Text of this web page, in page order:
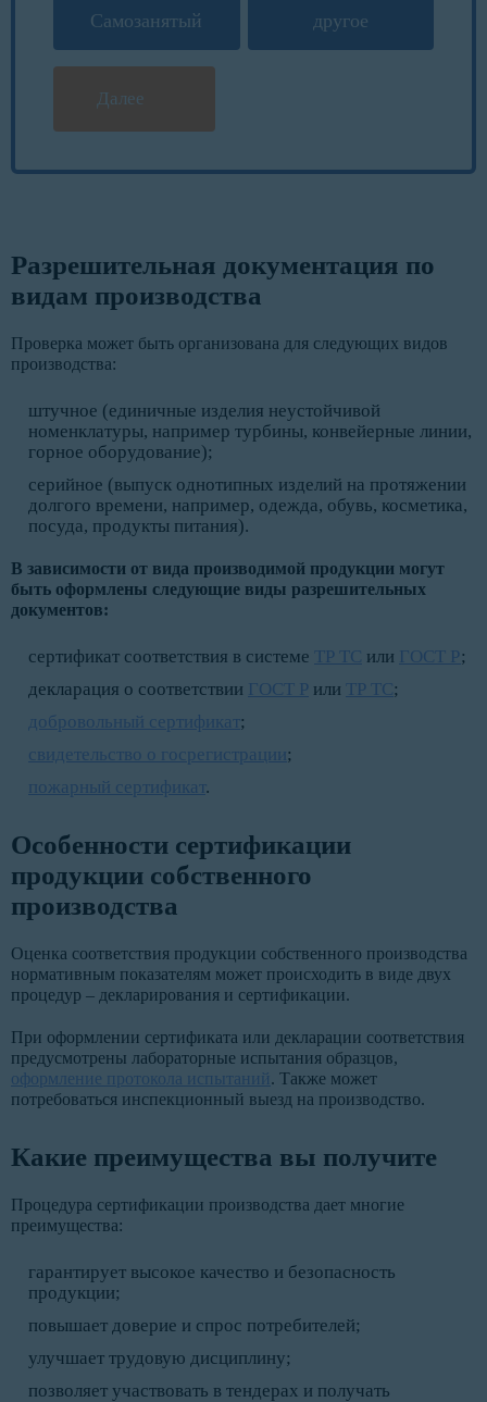
Самозанятый другое
Далее
Разрешительная документация по
видам производства
Проверка может быть организована для следующих видов
производства:
штучное (единичные изделия неустойчивой
номенклатуры, например турбины, конвейерные линии,
горное оборудование);
серийное (выпуск однотипных изделий на протяжении
долгого времени, например, одежда, обувь, косметика,
посуда, продукты питания).
В зависимости от вида производимой продукции могут
быть оформлены следующие виды разрешительных
документов:
сертификат соответствия в системе ТР ТС или ГОСТ Р;
декларация о соответствии ГОСТ Р или ТР ТС;
добровольный сертификат;
свидетельство о госрегистрации;
пожарный сертификат.
Особенности сертификации
продукции собственного
производства
Оценка соответствия продукции собственного производства
нормативным показателям может происходить в виде двух
процедур – декларирования и сертификации.
При оформлении сертификата или декларации соответствия
предусмотрены лабораторные испытания образцов,
оформление протокола испытаний. Также может
потребоваться инспекционный выезд на производство.
Какие преимущества вы получите
Процедура сертификации производства дает многие
преимущества:
гарантирует высокое качество и безопасность
продукции;
повышает доверие и спрос потребителей;
улучшает трудовую дисциплину;
позволяет участвовать в тендерах и получать